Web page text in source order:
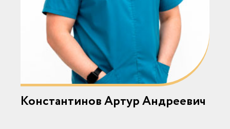
Константинов Артур Андреевич